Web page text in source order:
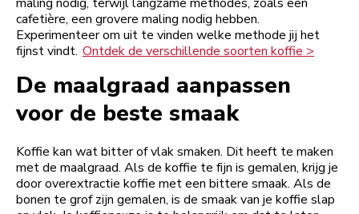
cafetière, een grovere maling nodig hebben.
Experimenteer om uit te vinden welke methode jij het
fijnst vindt. Ontdek de verschillende soorten koffie >
De maalgraad aanpassen
voor de beste smaak
Koffie kan wat bitter of vlak smaken. Dit heeft te maken
met de maalgraad. Als de koffie te fijn is gemalen, krijg je
door overextractie koffie met een bittere smaak. Als de
bonen te grof zijn gemalen, is de smaak van je koffie slap